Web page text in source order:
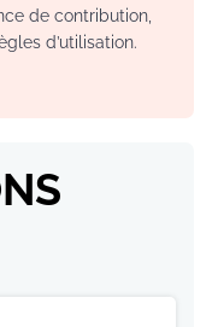
de contribution,
d’utilisation.